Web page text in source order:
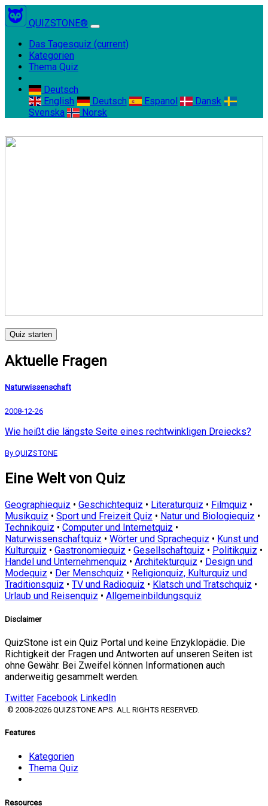
QUIZSTONE®
Das Tagesquiz (current)
Kategorien
Thema Quiz
Deutsch
English
Deutsch Espanol
Dansk
Svenska
Norsk
Quiz starten
Aktuelle Fragen
Naturwissenschaft
2008-12-26
Wie heißt die längste Seite eines rechtwinkligen Dreiecks?
By QUIZSTONE
Eine Welt von Quiz
Geographiequiz • Geschichtequiz • Literaturquiz • Filmquiz •
Musikquiz • Sport und Freizeit Quiz • Natur und Biologiequiz •
Technikquiz • Computer und Internetquiz •
Naturwissenschaftquiz • Wörter und Sprachequiz • Kunst und
Kulturquiz • Gastronomiequiz • Gesellschaftquiz • Politikquiz •
Handel und Unternehmenquiz • Architekturquiz • Design und
Modequiz • Der Menschquiz • Religionquiz, Kulturquiz und
Traditionsquiz • TV und Radioquiz • Klatsch und Tratschquiz •
Urlaub und Reisenquiz • Allgemeinbildungsquiz
Disclaimer
QuizStone ist ein Quiz Portal und keine Enzyklopädie. Die
Richtigkeit der Fragen und Antworten auf unseren Seiten ist
ohne Gewähr. Bei Zweifel können Informationen auch
anderweitig gesammelt werden.
Twitter Facebook LinkedIn
© 2008-2026 QUIZSTONE APS. ALL RIGHTS RESERVED.
Features
Kategorien
Thema Quiz
Resources